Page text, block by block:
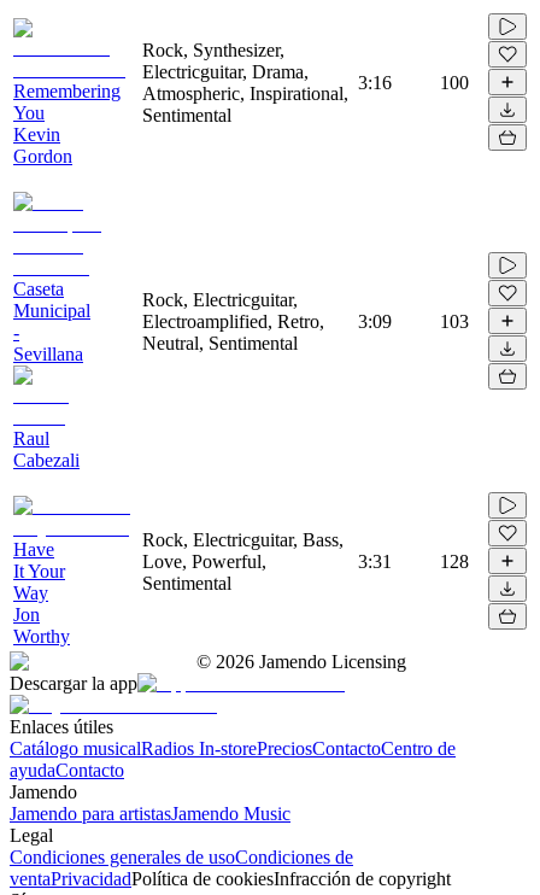
Remembering
You
Kevin
Gordon
Rock, Synthesizer,
Electricguitar, Drama,
Atmospheric, Inspirational,
Sentimental
3:16 100
Caseta
Municipal
-
Sevillana
Raul
Cabezali
Rock, Electricguitar,
Electroamplified, Retro,
Neutral, Sentimental
3:09 103
Have
It Your
Way
Jon
Worthy
Rock, Electricguitar, Bass,
Love, Powerful,
Sentimental
3:31 128
© 2026 Jamendo Licensing
Descargar la app
Enlaces útiles
Catálogo musicalRadios In-storePreciosContactoCentro de
ayudaContacto
Jamendo
Jamendo para artistasJamendo Music
Legal
Condiciones generales de usoCondiciones de
ventaPrivacidadPolítica de cookiesInfracción de copyright